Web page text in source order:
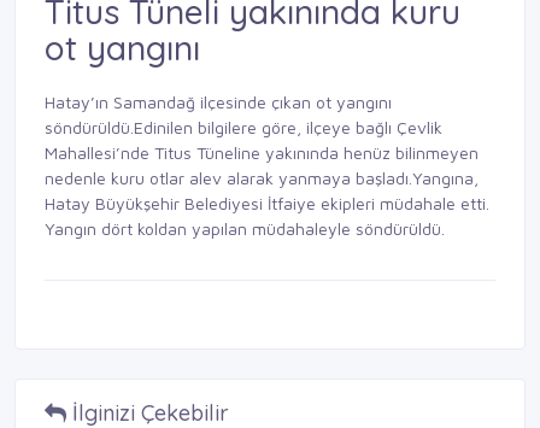
Titus Tüneli yakınında kuru
ot yangını
Hatay’ın Samandağ ilçesinde çıkan ot yangını
söndürüldü.Edinilen bilgilere göre, ilçeye bağlı Çevlik
Mahallesi’nde Titus Tüneline yakınında henüz bilinmeyen
nedenle kuru otlar alev alarak yanmaya başladı.Yangına,
Hatay Büyükşehir Belediyesi İtfaiye ekipleri müdahale etti.
Yangın dört koldan yapılan müdahaleyle söndürüldü.
İlginizi Çekebilir